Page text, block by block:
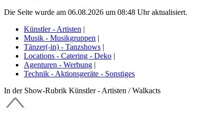
Die Seite wurde am 06.08.2026 um 08:48 Uhr aktualisiert.
Künstler - Artisten |
Musik - Musikgruppen |
Tänzer(-in) - Tanzshows |
Locations - Catering - Deko |
Agenturen - Werbung |
Technik - Aktionsgeräte - Sonstiges
In der Show-Rubrik Künstler - Artisten / Walkacts